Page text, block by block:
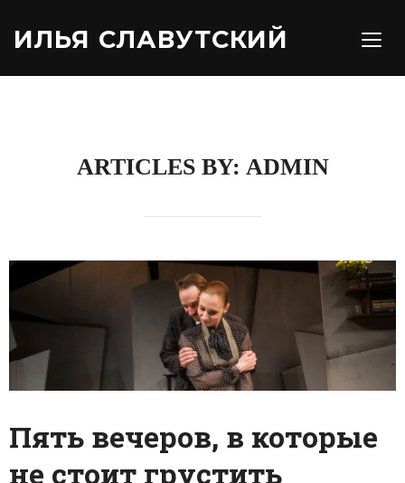
ИЛЬЯ СЛАВУТСКИЙ
ARTICLES BY: ADMIN
Пять вечеров, в которые
не стоит грустить